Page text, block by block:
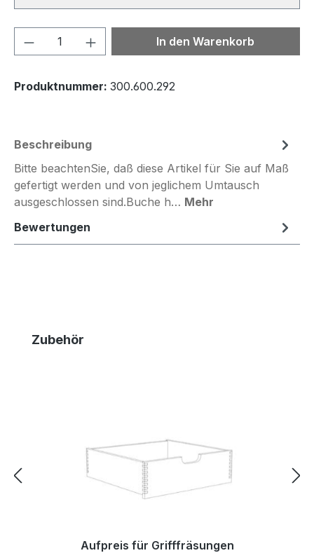
Produkt Anzahl: Gib denIn den Warenkorb
Produktnummer: 300.600.292
Beschreibung
Bitte beachtenSie, daß diese Artikel für Sie auf Maß
gefertigt werden und von jeglichem Umtausch
ausgeschlossen sind.Buche h… Mehr
Bewertungen
Produktgalerie überspringen
Zubehör
Aufpreis für Grifffräsungen